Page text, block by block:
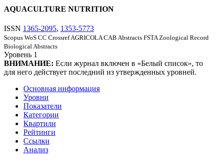
AQUACULTURE NUTRITION
ISSN 1365-2095, 1353-5773
Scopus WoS CC Crossref AGRICOLA CAB Abstracts FSTA Zoological Record
Biological Abstracts
Уровень 1
ВНИМАНИЕ: Если журнал включен в «Белый список», то
для него действует последний из утвержденных уровней.
Основная информация
Уровни
Показатели
Категории
Квартили
Рейтинги
Ссылки
Анализ